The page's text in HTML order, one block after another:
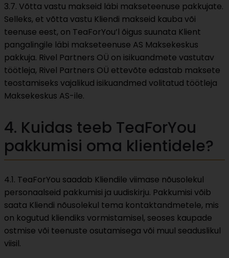
3.7. Võtta vastu makseid läbi makseteenuse pakkujate.
Selleks, et võtta vastu Kliendi makseid kauba või
teenuse eest, on TeaForYou’l õigus suunata Klient
pangalingile läbi makseteenuse AS Maksekeskus
pakkuja. Rivel Partners OÜ on isikuandmete vastutav
töötleja, Rivel Partners OÜ ettevõte edastab maksete
teostamiseks vajalikud isikuandmed volitatud töötleja
Maksekeskus AS-ile.
4. Kuidas teeb TeaForYou
pakkumisi oma klientidele?
4.1. TeaForYou saadab Kliendile viimase nõusolekul
personaalseid pakkumisi ja uudiskirju. Pakkumisi võib
saata Kliendi nõusolekul tema kontaktandmetele, mis
on kogutud kliendiks vormistamisel, seoses kaupade
ostmise või teenuste osutamisega või muul seaduslikul
viisil.